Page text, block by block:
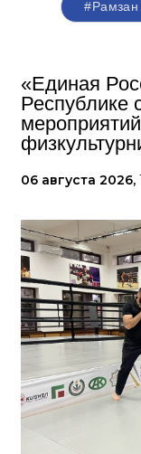
«Единая
Республике
06 августа 2026,